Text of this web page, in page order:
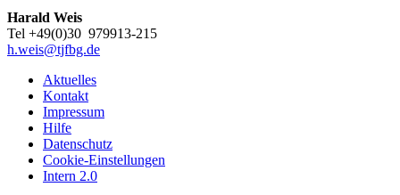
Harald Weis
Tel +49(0)30 979913-215
h.weis@tjfbg.de
Aktuelles
Kontakt
Impressum
Hilfe
Datenschutz
Cookie-Einstellungen
Intern 2.0